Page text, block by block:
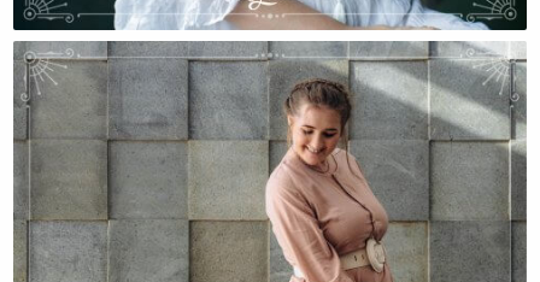
Женственность На 4 Уровнях